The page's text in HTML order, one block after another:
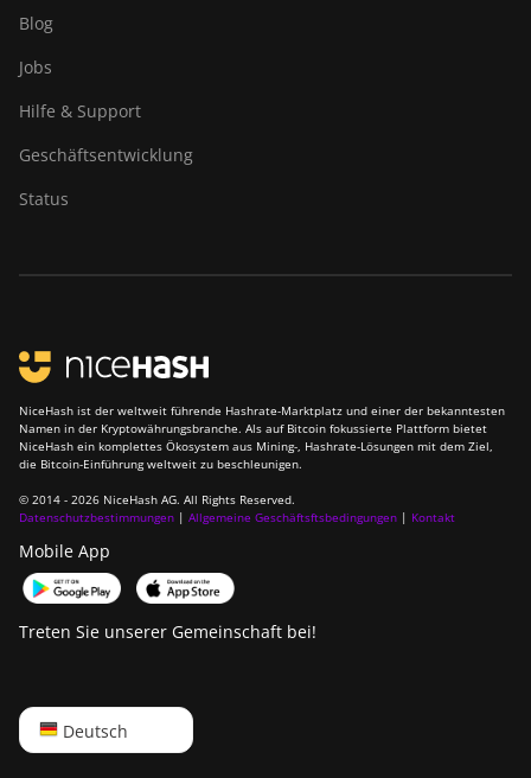
Blog
Jobs
Hilfe & Support
Geschäftsentwicklung
Status
NiceHash ist der weltweit führende Hashrate-Marktplatz und einer der bekanntesten
Namen in der Kryptowährungsbranche. Als auf Bitcoin fokussierte Plattform bietet
NiceHash ein komplettes Ökosystem aus Mining-, Hashrate-Lösungen mit dem Ziel,
die Bitcoin-Einführung weltweit zu beschleunigen.
© 2014 - 2026 NiceHash AG. All Rights Reserved.
Datenschutzbestimmungen | Allgemeine Geschäftsftsbedingungen | Kontakt
Mobile App
Treten Sie unserer Gemeinschaft bei!
Deutsch
English